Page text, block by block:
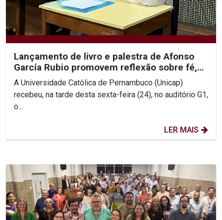
Lançamento de livro e palestra de Afonso
García Rubio promovem reflexão sobre fé,
Igreja e esperança
A Universidade Católica de Pernambuco (Unicap)
recebeu, na tarde desta sexta-feira (24), no auditório G1,
o...
LER MAIS